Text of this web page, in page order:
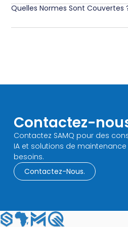
Quelles Normes Sont Couvertes
Contactez-
Contactez SAMQ pour des
IA et solutions de
besoins.
Contactez-Nous.